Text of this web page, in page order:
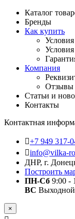
Каталог
Бренды
Как купить
Компания
Отзывы
Статьи и
Контакты
Контактная
+7 949 317-
info@vilka-
ДНР, г.
Построить
ПН-Сб 9:00 -
ВС Выходной
×